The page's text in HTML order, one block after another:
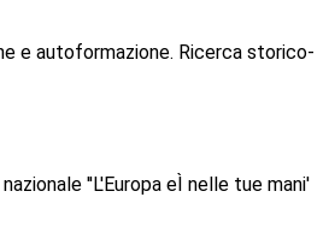
e autoformazione. Ricerca storico-
''L'Europa eÌ nelle tue mani'